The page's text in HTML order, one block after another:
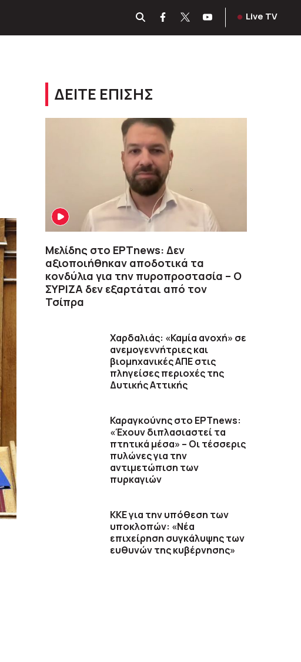
Live TV
ΔΕΙΤΕ ΕΠΙΣΗΣ
Μελίδης στο ΕΡΤnews: Δεν
αξιοποιήθηκαν αποδοτικά τα
κονδύλια για την πυροπροστασία – Ο
ΣΥΡΙΖΑ δεν εξαρτάται από τον
Τσίπρα
Χαρδαλιάς: «Καμία ανοχή» σε
ανεμογεννήτριες και
βιομηχανικές ΑΠΕ στις
πληγείσες περιοχές της
Δυτικής Αττικής
Καραγκούνης στο ΕΡΤnews:
«Έχουν διπλασιαστεί τα
πτητικά μέσα» – Οι τέσσερις
πυλώνες για την
αντιμετώπιση των
πυρκαγιών
ΚΚΕ για την υπόθεση των
υποκλοπών: «Νέα
επιχείρηση συγκάλυψης των
ευθυνών της κυβέρνησης»